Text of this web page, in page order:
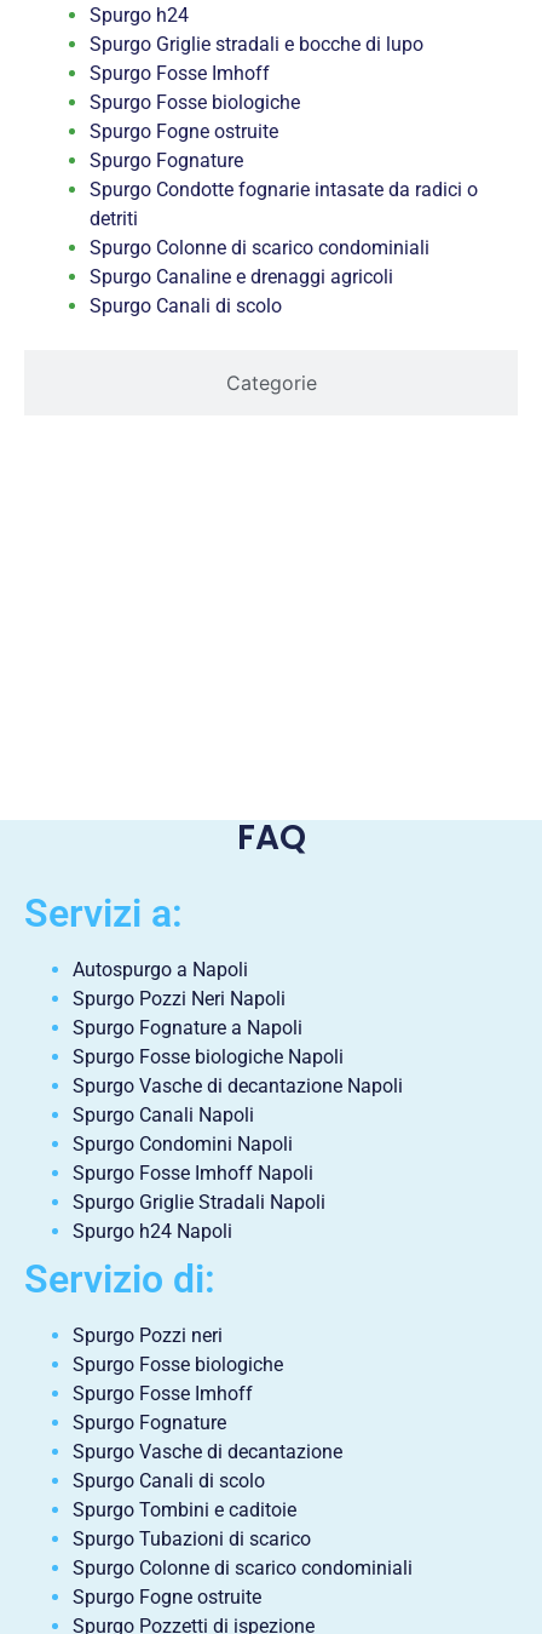
Categorie
Spurgo h24
Spurgo Griglie stradali e bocche di lupo
Spurgo Fosse Imhoff
Spurgo Fosse biologiche
Spurgo Fogne ostruite
Spurgo Fognature
Spurgo Condotte fognarie intasate da radici o
detriti
Spurgo Colonne di scarico condominiali
Spurgo Canaline e drenaggi agricoli
Spurgo Canali di scolo
FAQ
Servizi a:
Autospurgo a Napoli
Spurgo Pozzi Neri Napoli
Spurgo Fognature a Napoli
Spurgo Fosse biologiche Napoli
Spurgo Vasche di decantazione Napoli
Spurgo Canali Napoli
Spurgo Condomini Napoli
Spurgo Fosse Imhoff Napoli
Spurgo Griglie Stradali Napoli
Spurgo h24 Napoli
Servizio di:
Spurgo Pozzi neri
Spurgo Fosse biologiche
Spurgo Fosse Imhoff
Spurgo Fognature
Spurgo Vasche di decantazione
Spurgo Canali di scolo
Spurgo Tombini e caditoie
Spurgo Tubazioni di scarico
Spurgo Colonne di scarico condominiali
Spurgo Fogne ostruite
Spurgo Pozzetti di ispezione